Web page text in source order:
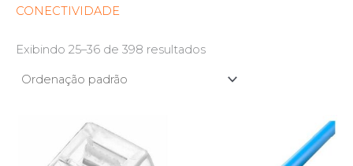
CONECTIVIDADE
Exibindo 25–36 de 398 resultados